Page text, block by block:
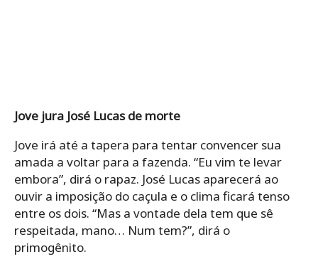
Jove jura José Lucas de morte
Jove irá até a tapera para tentar convencer sua
amada a voltar para a fazenda. “Eu vim te levar
embora”, dirá o rapaz. José Lucas aparecerá ao
ouvir a imposição do caçula e o clima ficará tenso
entre os dois. “Mas a vontade dela tem que sê
respeitada, mano… Num tem?”, dirá o
primogênito.